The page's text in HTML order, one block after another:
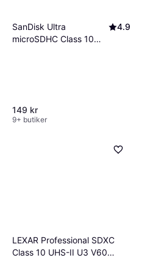
SanDisk Ultra
microSDHC Class 10
4.9
149 kr
9+ butiker
LEXAR Professional SDXC
Class 10 UHS-II U3 V60